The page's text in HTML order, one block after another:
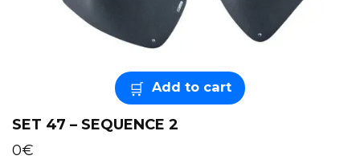
Add to cart
SET 47 – SEQUENCE 2
0€